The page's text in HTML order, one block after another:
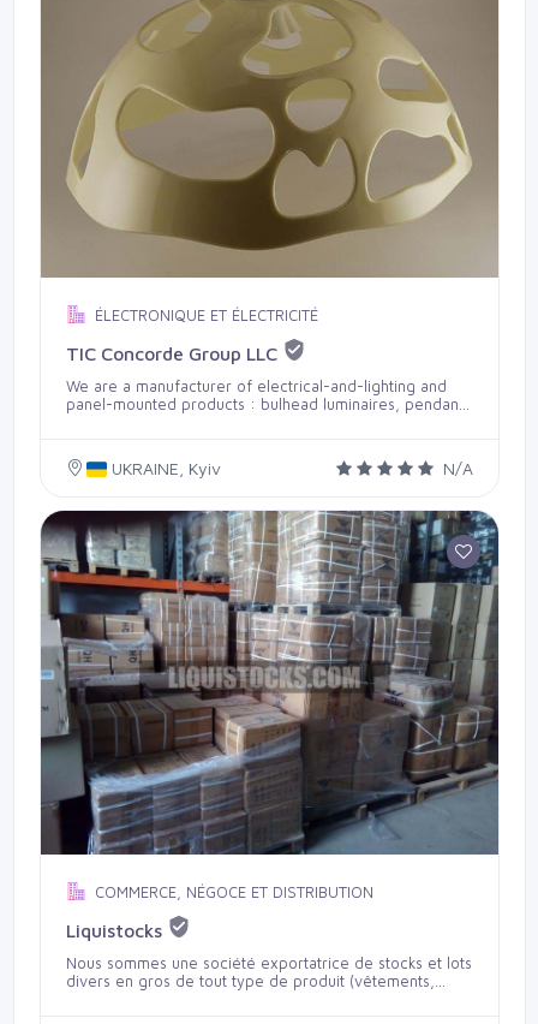
ÉLECTRONIQUE ET ÉLECTRICITÉ
TIC Concorde Group LLC
We are a manufacturer of electrical-and-lighting and
panel-mounted products : bulhead luminaires, pendant
manufacture high quality products and ensure a
thorough selection of suppliers, constitutive elements
technology of performance of critical operations,
product test, starting from inspections for compliance
with technical characteristics to checks of quality of
packing. We are open to mutual cooperation in the
sector of marketing electrical-and-lighting and panel-
mounted products.
UKRAINE, Kyiv N/A
COMMERCE, NÉGOCE ET DISTRIBUTION
Liquistocks
Nous sommes une société exportatrice de stocks et lots
divers en gros de tout type de produit (vêtements,